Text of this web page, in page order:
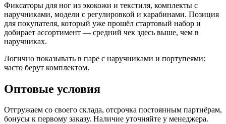
Фиксаторы для ног из экокожи и текстиля, комплекты с
наручниками, модели с регулировкой и карабинами. Позиция
для покупателя, который уже прошёл стартовый набор и
добирает ассортимент — средний чек здесь выше, чем в
наручниках.
Логично показывать в паре с наручниками и портупеями:
часто берут комплектом.
Оптовые условия
Отгружаем со своего склада, отсрочка постоянным партнёрам,
бонусы к первому заказу. Наличие уточняйте у менеджера.